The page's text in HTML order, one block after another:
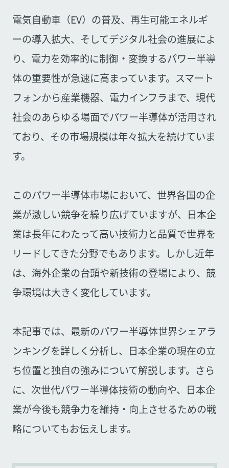
電気自動車（EV）の普及、再生可能エネルギ
ーの導入拡大、そしてデジタル社会の進展によ
り、電力を効率的に制御・変換するパワー半導
体の重要性が急速に高まっています。スマート
フォンから産業機器、電力インフラまで、現代
社会のあらゆる場面でパワー半導体が活用され
ており、その市場規模は年々拡大を続けていま
す。
このパワー半導体市場において、世界各国の企
業が激しい競争を繰り広げていますが、日本企
業は長年にわたって高い技術力と品質で世界を
リードしてきた分野でもあります。しかし近年
は、海外企業の台頭や新技術の登場により、競
争環境は大きく変化しています。
本記事では、最新のパワー半導体世界シェアラ
ンキングを詳しく分析し、日本企業の現在の立
ち位置と独自の強みについて解説します。さら
に、次世代パワー半導体技術の動向や、日本企
業が今後も競争力を維持・向上させるための戦
略についてもお伝えします。